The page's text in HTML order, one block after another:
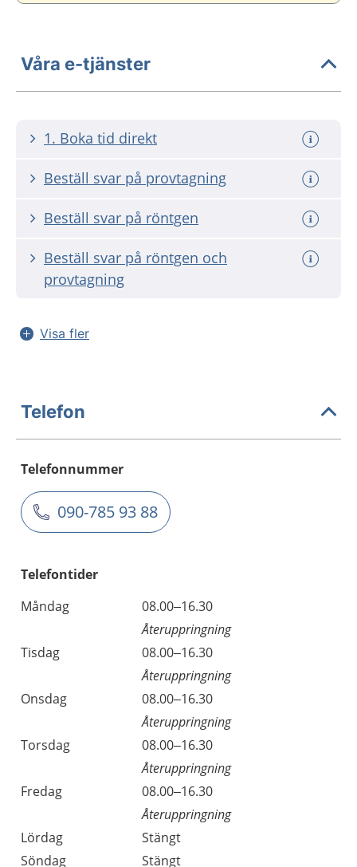
Våra e-tjänster
1. Boka tid direkt
Beställ svar på provtagning
Beställ svar på röntgen
Beställ svar på röntgen och
provtagning
Visa fler
Telefon
Telefonnummer
090-785 93 88
Telefontider
Måndag
08.00–16.30
Återuppringning
Tisdag
08.00–16.30
Återuppringning
Onsdag
08.00–16.30
Återuppringning
Torsdag
08.00–16.30
Återuppringning
Fredag
08.00–16.30
Återuppringning
Lördag
Stängt
Söndag
Stängt